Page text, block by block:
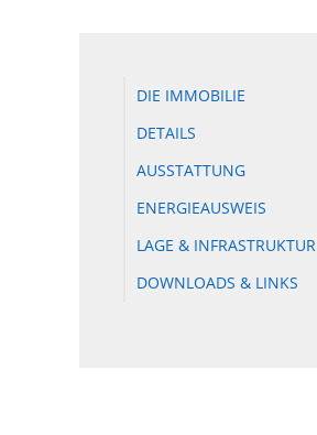
DIE IMMOBILIE
DETAILS
AUSSTATTUNG
ENERGIEAUSWEIS
LAGE & INFRASTRUKTUR
DOWNLOADS & LINKS